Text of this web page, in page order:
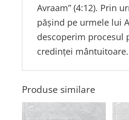
Avraam” (4:12). Prin
pășind pe urmele lui
descoperim procesul
credinței mântuitoare.
Produse similare